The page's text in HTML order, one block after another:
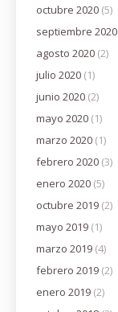
octubre 2020 (5)
septiembre 2020
agosto 2020 (2)
julio 2020 (1)
junio 2020 (2)
mayo 2020 (1)
marzo 2020 (1)
febrero 2020 (3)
enero 2020 (5)
octubre 2019 (2)
mayo 2019 (1)
marzo 2019 (4)
febrero 2019 (2)
enero 2019 (2)